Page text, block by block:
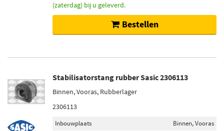
(zaterdag) bij u geleverd.
Bestellen
Stabilisatorstang rubber Sasic 2306113
Binnen, Vooras, Rubberlager
2306113
Inbouwplaats
Binnen, Vooras